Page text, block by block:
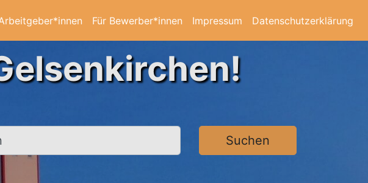
Für Bewerber*innen Impressum Datenschutzerklärung
Suchen